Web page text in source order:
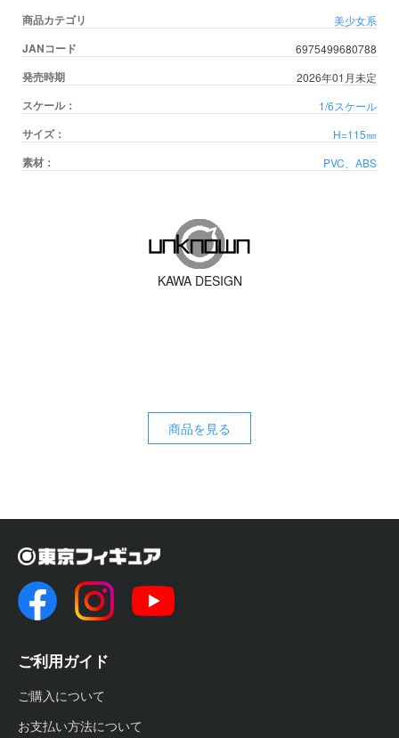
商品カテゴリ 美少女系
JANコード 6975499680788
発売時期 2026年01月未定
スケール： 1/6スケール
サイズ： H=115㎜
素材： PVC、ABS
KAWA DESIGN
商品を見る
ご利用ガイド
ご購入について
お支払い方法について